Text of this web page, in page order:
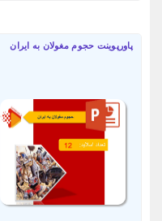
پاورپوینت حجوم مغولان به ایران